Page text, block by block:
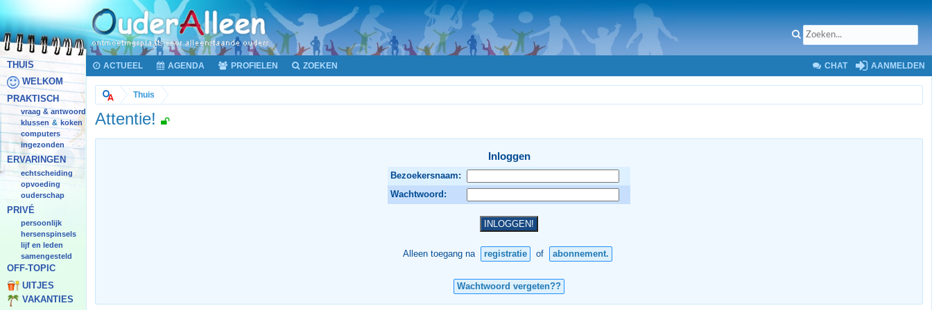
THUIS
WELKOM
PRAKTISCH
vraag & antwoord
klussen & koken
computers
ingezonden
ERVARINGEN
echtscheiding
opvoeding
ouderschap
PRIVÉ
persoonlijk
hersenspinsels
lijf en leden
samengesteld
OFF-TOPIC
UITJES
VAKANTIES
ACTUEEL AGENDA PROFIELEN ZOEKEN CHAT AANMELDEN
Thuis
Attentie!
Inloggen
Bezoekersnaam:
Wachtwoord:
Alleen toegang na registratie of abonnement.
Wachtwoord vergeten??